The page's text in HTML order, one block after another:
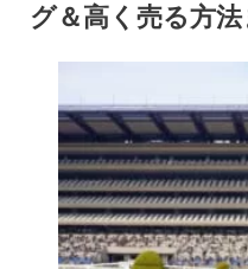
グ＆高く売る方